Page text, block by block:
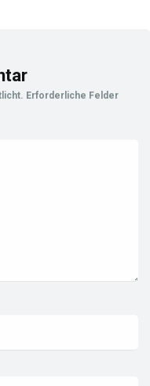
Erforderliche Felder